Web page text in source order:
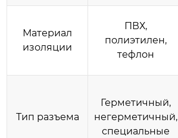
Материал
изоляции
ПВХ,
полиэтилен,
тефлон
Тип разъема
Герметичный,
негерметичный,
специальные